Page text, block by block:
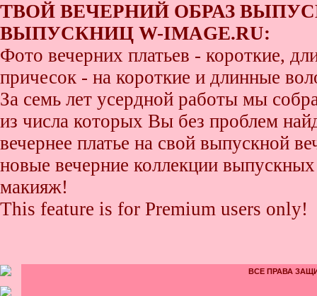
ТВОЙ ВЕЧЕРНИЙ ОБРАЗ
ВЫПУСКНИЦ W-IMAGE.RU:
Фото вечерних платьев - короткие,
причесок - на короткие и длинные
За семь лет усердной работы мы
из числа которых Вы без проблем
вечернее платье на свой выпускной
новые вечерние коллекции
макияж!
This feature is for Premium users only!
ВСЕ ПРАВА